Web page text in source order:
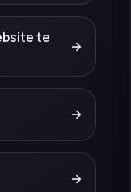
te
→
→
→